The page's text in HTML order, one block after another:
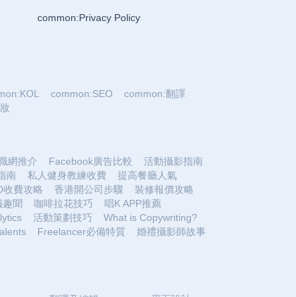
common:Privacy Policy
common:SEO
common:翻譯
網推介 Facebook廣告比較
活動攝影指南
南 私人健身教練收費
提高餐廳人氣
收費攻略 香港開公司步驟
裝修報價攻略
聞 咖啡拉花技巧
唱K APP推薦
活動策劃技巧
What is Copywriting?
Freelancer必備特質 婚禮攝影師故事